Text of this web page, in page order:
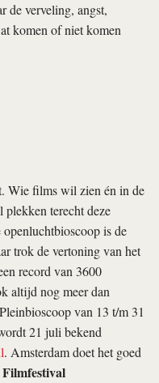
de verveling, angst,
komen of niet komen
Wie films wil zien én in de
terecht deze
is de
trok de vertoning van het
record van 3600
altijd nog meer dan
van 13 t/m 31
21 juli bekend
. Amsterdam doet het goed